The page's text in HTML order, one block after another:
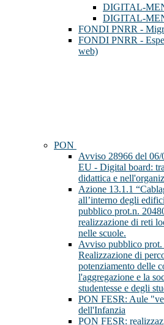
DIGITAL-
DIGITAL-
FONDI PNRR -
FONDI PNRR -
web)
PON
Avviso 28966 del
EU - Digital board:
didattica e
Azione 13.1.1
all’interno degli
pubblico prot.n.
realizzazione di reti
nelle scuole.
Avviso pubblico
Realizzazione di
potenziamento delle
l'aggregazione e la
studentesse e degli
PON FESR: Aule
dell'Infanzia
PON FESR: